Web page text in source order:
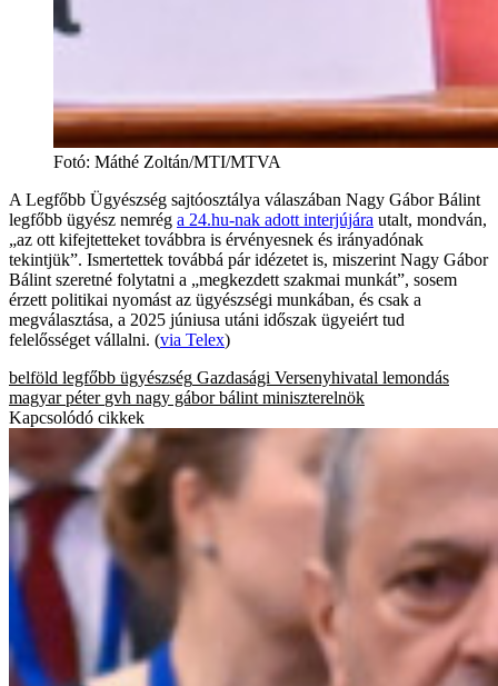
Fotó: Máthé Zoltán/MTI/MTVA
A Legfőbb Ügyészség sajtóosztálya válaszában Nagy Gábor Bálint
legfőbb ügyész nemrég a 24.hu-nak adott interjújára utalt, mondván,
„az ott kifejtetteket továbbra is érvényesnek és irányadónak
tekintjük”. Ismertettek továbbá pár idézetet is, miszerint Nagy Gábor
Bálint szeretné folytatni a „megkezdett szakmai munkát”, sosem
érzett politikai nyomást az ügyészségi munkában, és csak a
megválasztása, a 2025 júniusa utáni időszak ügyeiért tud
felelősséget vállalni. (via Telex)
belföld legfőbb ügyészség Gazdasági Versenyhivatal lemondás
magyar péter gvh nagy gábor bálint miniszterelnök
Kapcsolódó cikkek